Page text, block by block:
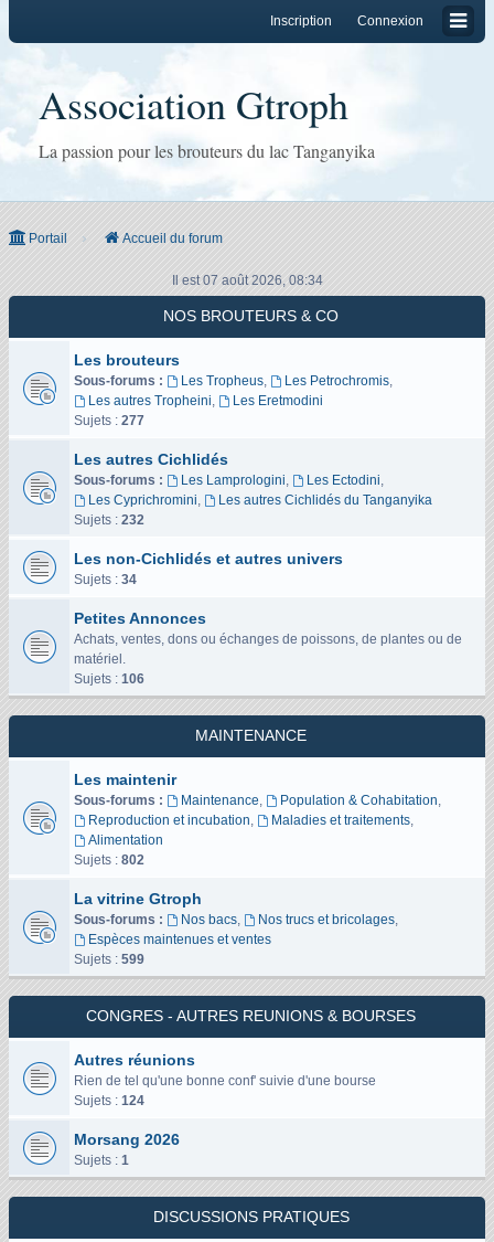
Connexion
Inscription
Association Gtroph
La passion pour les brouteurs du lac Tanganyika
Portail Accueil du forum
Il est 07 août 2026, 08:34
NOS BROUTEURS & CO
Les brouteurs
Sous-forums : Les Tropheus, Les Petrochromis,
Les autres Tropheini,
Les Eretmodini
Sujets : 277
Les autres Cichlidés
Sous-forums : Les Lamprologini, Les Ectodini,
Les Cyprichromini,
Les autres Cichlidés du Tanganyika
Sujets : 232
Les non-Cichlidés et autres univers
Sujets : 34
Petites Annonces
Achats, ventes, dons ou échanges de poissons, de plantes ou de
matériel.
Sujets : 106
MAINTENANCE
Les maintenir
Sous-forums : Maintenance, Population & Cohabitation,
Reproduction et incubation, Maladies et traitements,
Alimentation
Sujets : 802
La vitrine Gtroph
Sous-forums : Nos bacs, Nos trucs et bricolages,
Espèces maintenues et ventes
Sujets : 599
CONGRES - AUTRES REUNIONS & BOURSES
Autres réunions
Rien de tel qu'une bonne conf' suivie d'une bourse
Sujets : 124
Morsang 2026
Sujets : 1
DISCUSSIONS PRATIQUES